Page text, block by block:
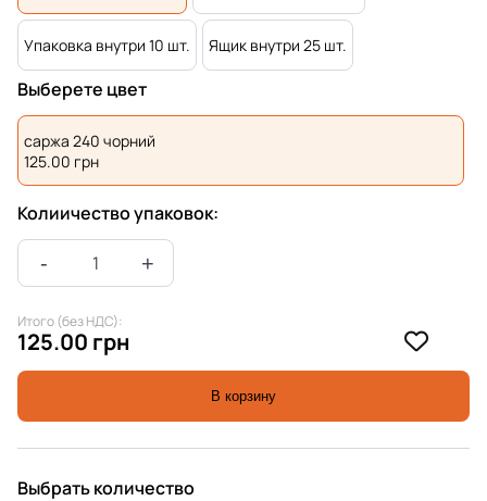
Упаковка внутри 10 шт. Ящик внутри 25 шт.
Выберете цвет
саржа 240 чорний
125.00 грн
Колиичество упаковок:
Итого (без НДС):
125.00 грн
В корзину
Выбрать количество